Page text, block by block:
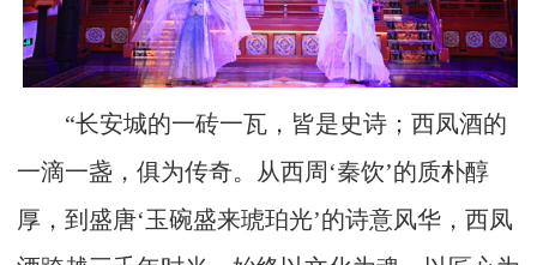
“长安城的一砖一瓦，皆是史诗；西凤酒的
一滴一盏，俱为传奇。从西周‘秦饮’的质朴醇
厚，到盛唐‘玉碗盛来琥珀光’的诗意风华，西凤